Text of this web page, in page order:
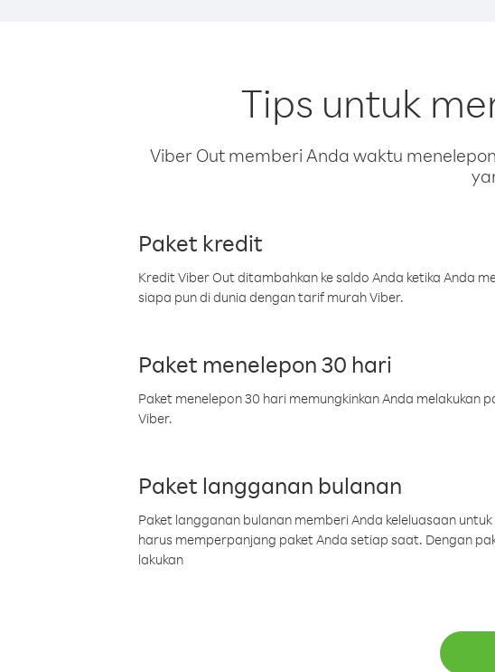
Tips untuk
Viber Out memberi Anda waktu
Paket kredit
Kredit Viber Out ditambahkan ke saldo Anda ketika Anda
siapa pun di dunia dengan tarif murah Viber.
Paket menelepon 30 hari
Paket menelepon 30 hari memungkinkan Anda
Viber.
Paket langganan bulanan
Paket langganan bulanan memberi Anda keleluasaan
harus memperpanjang paket Anda setiap saat. Dengan
lakukan